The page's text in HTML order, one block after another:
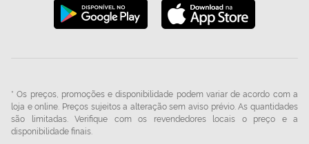
* Os preços, promoções e disponibilidade podem variar de acordo com a
loja e online. Preços sujeitos a alteração sem aviso prévio. As quantidades
são limitadas. Verifique com os revendedores locais o preço e a
disponibilidade finais.